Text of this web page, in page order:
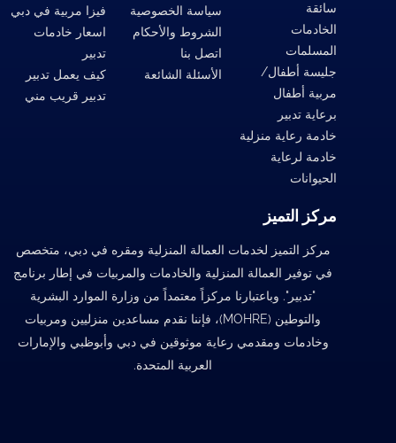
سائقة
الخادمات
المسلمات
جليسة أطفال/
مربية أطفال
برعاية تدبير
خادمة رعاية منزلية
خادمة لرعاية
الحيوانات
سياسة الخصوصية
الشروط والأحكام
اتصل بنا
الأسئلة الشائعة
فيزا مربية في دبي
اسعار خادمات
تدبير
كيف يعمل تدبير
تدبير قريب مني
مركز التميز
مركز التميز لخدمات العمالة المنزلية ومقره في دبي، متخصص
في توفير العمالة المنزلية والخادمات والمربيات في إطار برنامج
"تدبير". وباعتبارنا مركزاً معتمداً من وزارة الموارد البشرية
والتوطين (MOHRE)، فإننا نقدم مساعدين منزليين ومربيات
وخادمات ومقدمي رعاية موثوقين في دبي وأبوظبي والإمارات
العربية المتحدة.